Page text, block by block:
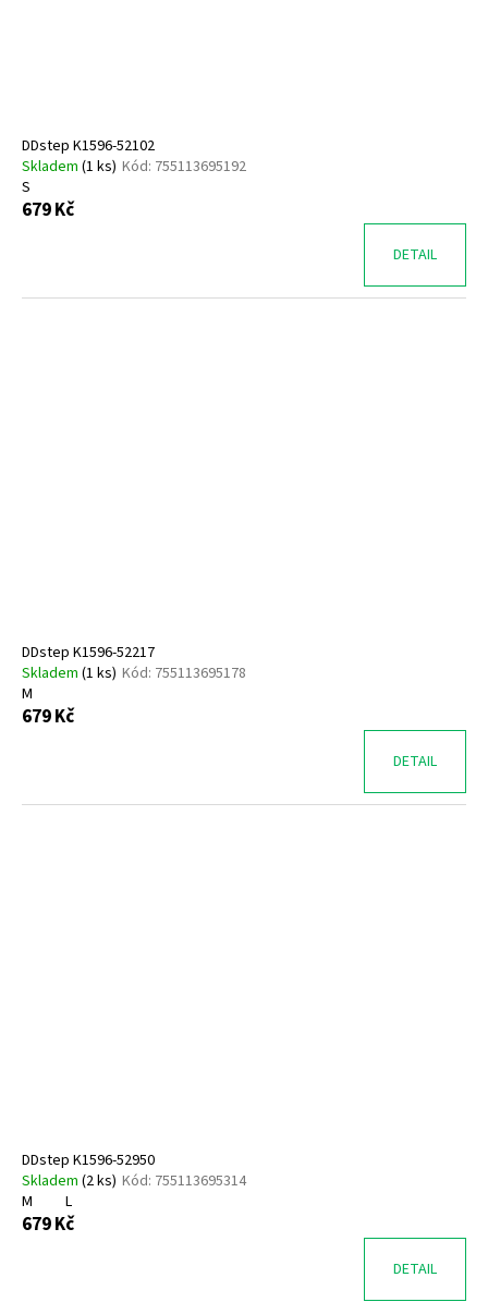
DDstep K1596-52102
Skladem (1 ks) Kód: 755113695192
S
679 Kč
DETAIL
DDstep K1596-52217
Skladem (1 ks) Kód: 755113695178
M
679 Kč
DETAIL
DDstep K1596-52950
Skladem (2 ks) Kód: 755113695314
M
L
679 Kč
DETAIL